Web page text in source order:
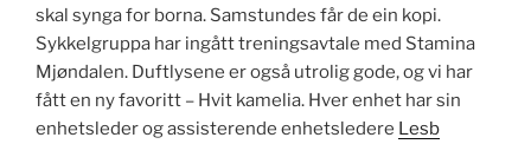
skal synga for borna. Samstundes får de ein kopi.
Sykkelgruppa har ingått treningsavtale med Stamina
Mjøndalen. Duftlysene er også utrolig gode, og vi har
fått en ny favoritt – Hvit kamelia. Hver enhet har sin
enhetsleder og assisterende enhetsledere Lesb